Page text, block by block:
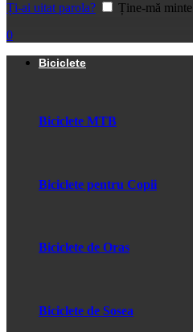
Ți-ai uitat parola?
Ține-mă minte
0
Biciclete
Biciclete MTB
Biciclete pentru Copii
Biciclete de Oras
Biciclete de Sosea